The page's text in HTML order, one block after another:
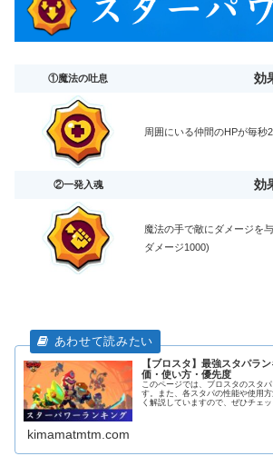
①魔法の吐息 効
周囲にいる仲間のHPが毎秒
②一発入魂 効
魔法の手で敵にダメージを
ダメージ1000)
【ブロスタ】最強スタパラ
価・使い方・優先度
このページでは、ブロスタのスタ
す。また、各スタパの性能や使用
く解説していますので、ぜひチェ
kimamatmtm.com